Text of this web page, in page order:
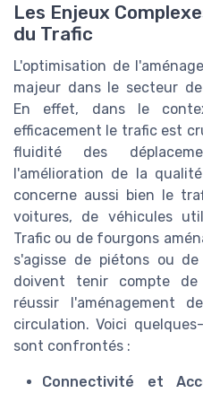
Les Enjeux
du Trafic
L'optimisation de
majeur dans le secteur
En effet, dans le
efficacement le trafic est
fluidité des
l'amélioration de la
concerne aussi bien le
voitures, de véhicules
Trafic ou de fourgons
s'agisse de piétons ou
doivent tenir compte
réussir l'aménagement
circulation. Voici
sont confrontés :
Connectivité et